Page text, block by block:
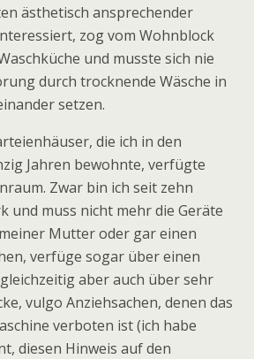
ästhetisch ansprechender
zog vom Wohnblock
und musste sich nie
durch trocknende Wäsche in
setzen.
die ich in den
Jahren bewohnte, verfügte
Zwar bin ich seit zehn
und muss nicht mehr die Geräte
Mutter oder gar einen
verfüge sogar über einen
aber auch über sehr
vulgo Anziehsachen, denen das
verboten ist (ich habe
diesen Hinweis auf den